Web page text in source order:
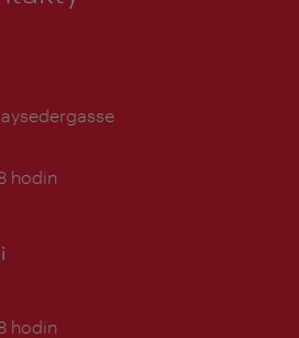
hodin
hodin